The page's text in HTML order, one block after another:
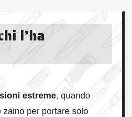
l’ha
estreme, quando
zaino per portare solo